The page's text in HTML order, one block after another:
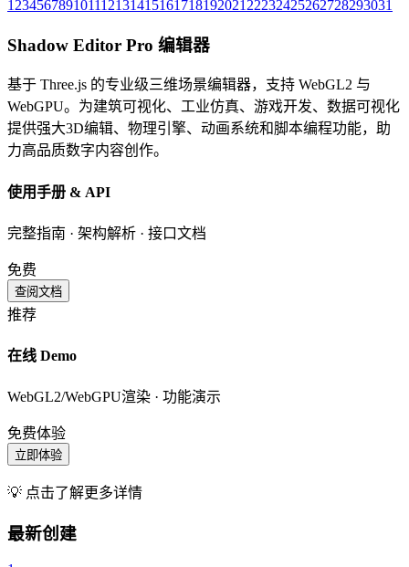
1 234567891011 12131415161718192021 22232425262728293031
Shadow Editor Pro 编辑器
基于 Three.js 的专业级三维场景编辑器，支持 WebGL2 与
WebGPU。为建筑可视化、工业仿真、游戏开发、数据可视化
提供强大3D编辑、物理引擎、动画系统和脚本编程功能，助
力高品质数字内容创作。
使用手册 & API
完整指南 · 架构解析 · 接口文档
免费
查阅文档
推荐
在线 Demo
WebGL2/WebGPU渲染 · 功能演示
免费体验
立即体验
💡 点击了解更多详情
最新创建